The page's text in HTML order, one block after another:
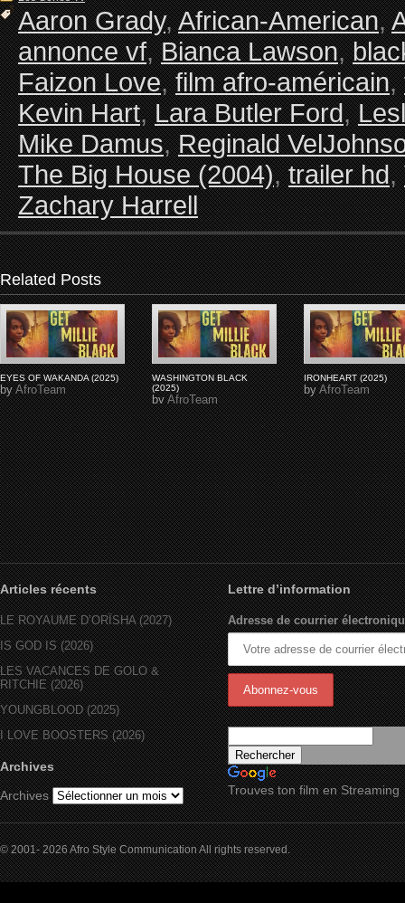
Aaron Grady,African-American,
annonce vf,Bianca Lawson,
Faizon Love,film afro-américain,
Kevin Hart,Lara Butler Ford,
Mike Damus,Reginald
The Big House (2004),trailer hd,
Zachary Harrell
Related Posts
EYES OF WAKANDA (2025)
byAfroTeam
WASHINGTON BLACK
(2025)
byAfroTeam
IRONHEART (2025)
byAfroTeam
Articles récents
LE ROYAUME D’ORÏSHA (2027)
IS GOD IS (2026)
LES VACANCES DE GOLO &
RITCHIE (2026)
YOUNGBLOOD (2025)
I LOVE BOOSTERS (2026)
Archives
Archives
Lettre d’information
Adresse de courrier
Trouves ton film en Streaming
© 2001- 2026 Afro Style Communication All rights reserved.